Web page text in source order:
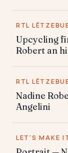
RTL
Upcycling
Robert an
RTL
Nadine
Angelini
LET'S MAKE